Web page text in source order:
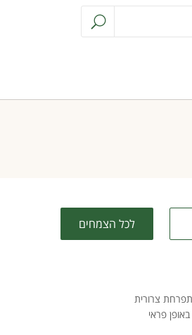
לכל הצמחים
מטר ותפרחת צרורית
פראי